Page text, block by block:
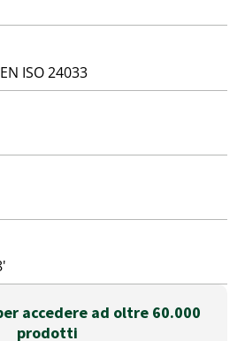
ISO 24033
accedere ad oltre 60.000
prodotti